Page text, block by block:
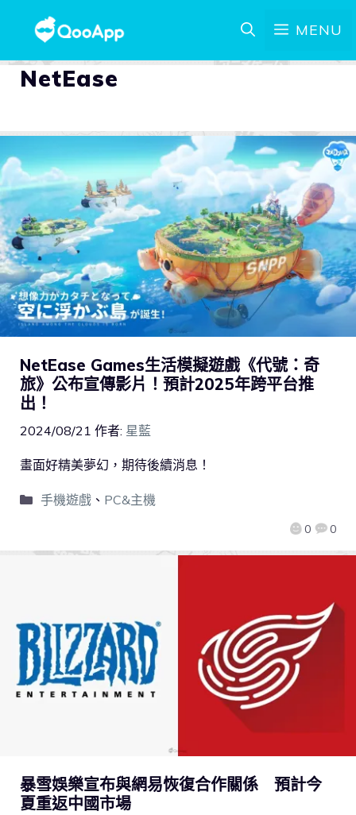
MENU
NetEase
NetEase Games生活模擬遊戲《代號：奇
旅》公布宣傳影片！預計2025年跨平台推
出！
2024/08/21 作者: 星藍
0 0
畫面好精美夢幻，期待後續消息！
手機遊戲、 PC&主機
暴雪娛樂宣布與網易恢復合作關係 預計今
夏重返中國市場